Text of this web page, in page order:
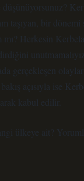
taşıyan, bir dönemi
Herkesin
gerçekleşen
açısıyla ise
kabul edilir.
ülkeye ait?